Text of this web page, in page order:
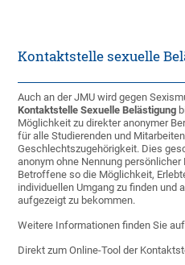
Kontaktstelle sexuelle
Auch an der JMU wird gegen
Kontaktstelle Sexuelle Belästigung
Möglichkeit zu direkter anonymer
für alle Studierenden und
Geschlechtszugehörigkeit. Dies
anonym ohne Nennung
Betroffene so die Möglichkeit,
individuellen Umgang zu finden und
aufgezeigt zu bekommen.
Weitere Informationen finden Sie
Direkt zum Online-Tool der